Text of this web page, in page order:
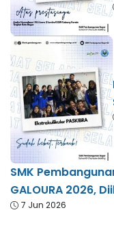
SMK
GALOURA 2026,
7 Jun 2026